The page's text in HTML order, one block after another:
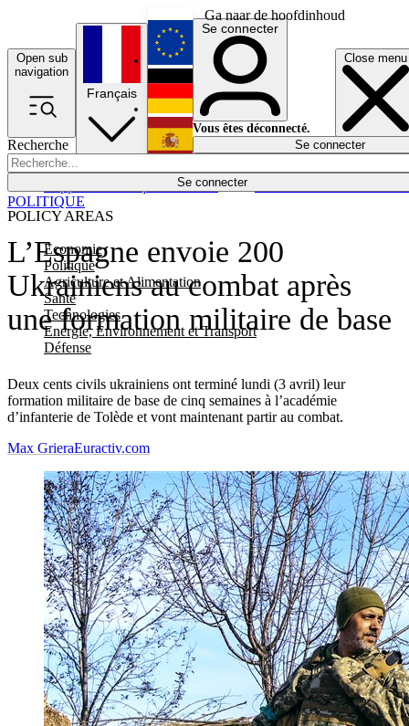
Ga naar de hoofdinhoud
Open sub
navigation
Close menu
Recherche
Se connecter
POLICY AREAS
Economie
Politique
Agriculture et Alimentation
Santé
Technologies
Energie, Environnement et Transport
Défense
Économie
Français
English
Deutsch
Español
Se connecter
Vous êtes déconnecté.
Se connecter
L’Espagne envoie 200
Ukrainiens au combat après
une formation militaire de base
Deux cents civils ukrainiens ont terminé lundi (3 avril) leur
formation militaire de base de cinq semaines à l’académie
d’infanterie de Tolède et vont maintenant partir au combat.
POLITIQUE
Max GrieraEuractiv.com